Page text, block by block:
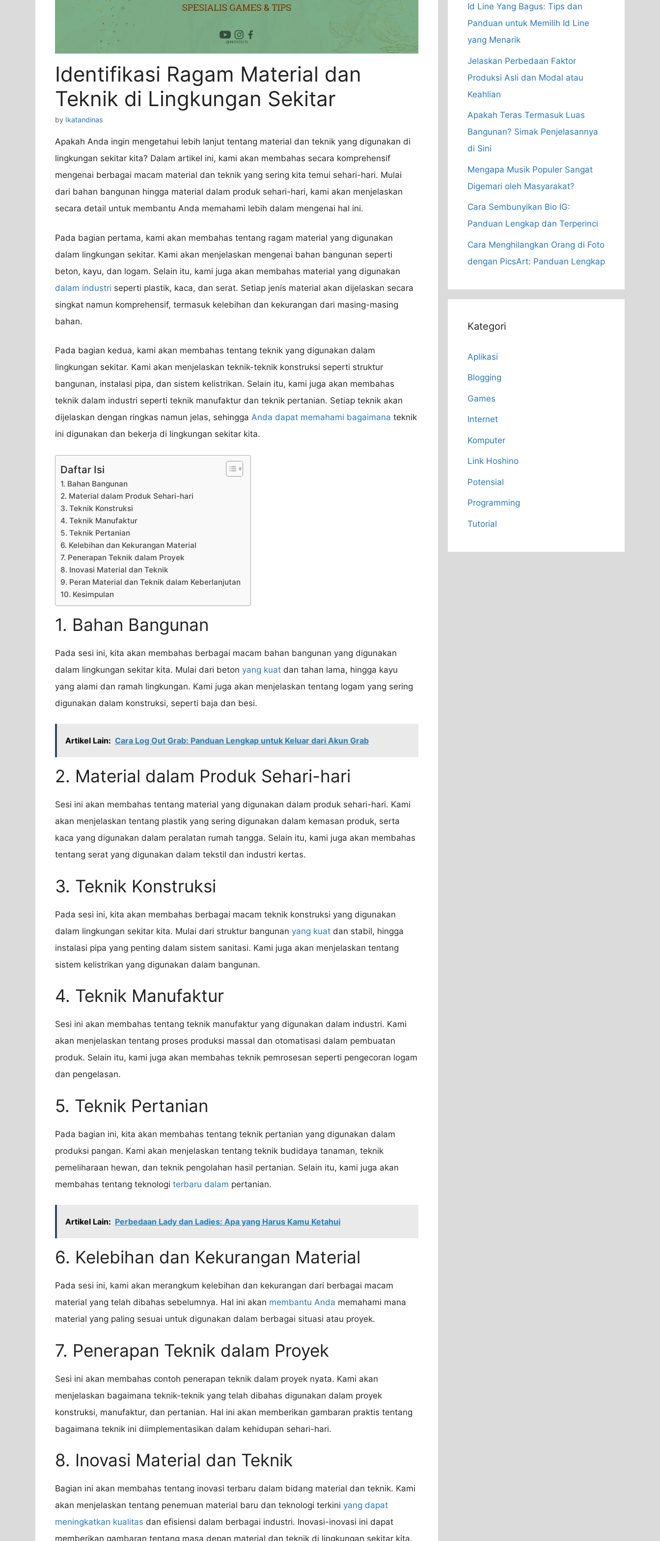
Identifikasi Ragam Material dan
Teknik di Lingkungan Sekitar
by Ikatandinas
Apakah Anda ingin mengetahui lebih lanjut tentang material dan teknik yang digunakan di
lingkungan sekitar kita? Dalam artikel ini, kami akan membahas secara komprehensif
mengenai berbagai macam material dan teknik yang sering kita temui sehari-hari. Mulai
dari bahan bangunan hingga material dalam produk sehari-hari, kami akan menjelaskan
secara detail untuk membantu Anda memahami lebih dalam mengenai hal ini.
Pada bagian pertama, kami akan membahas tentang ragam material yang digunakan
dalam lingkungan sekitar. Kami akan menjelaskan mengenai bahan bangunan seperti
beton, kayu, dan logam. Selain itu, kami juga akan membahas material yang digunakan
dalam industri seperti plastik, kaca, dan serat. Setiap jenis material akan dijelaskan secara
singkat namun komprehensif, termasuk kelebihan dan kekurangan dari masing-masing
bahan.
Pada bagian kedua, kami akan membahas tentang teknik yang digunakan dalam
lingkungan sekitar. Kami akan menjelaskan teknik-teknik konstruksi seperti struktur
bangunan, instalasi pipa, dan sistem kelistrikan. Selain itu, kami juga akan membahas
teknik dalam industri seperti teknik manufaktur dan teknik pertanian. Setiap teknik akan
dijelaskan dengan ringkas namun jelas, sehingga Anda dapat memahami bagaimana teknik
ini digunakan dan bekerja di lingkungan sekitar kita.
Daftar Isi
1. Bahan Bangunan
2. Material dalam Produk Sehari-hari
3. Teknik Konstruksi
4. Teknik Manufaktur
5. Teknik Pertanian
6. Kelebihan dan Kekurangan Material
7. Penerapan Teknik dalam Proyek
8. Inovasi Material dan Teknik
9. Peran Material dan Teknik dalam Keberlanjutan
10. Kesimpulan
1. Bahan Bangunan
Pada sesi ini, kita akan membahas berbagai macam bahan bangunan yang digunakan
dalam lingkungan sekitar kita. Mulai dari beton yang kuat dan tahan lama, hingga kayu
yang alami dan ramah lingkungan. Kami juga akan menjelaskan tentang logam yang sering
digunakan dalam konstruksi, seperti baja dan besi.
Artikel Lain: Cara Log Out Grab: Panduan Lengkap untuk Keluar dari Akun Grab
2. Material dalam Produk Sehari-hari
Sesi ini akan membahas tentang material yang digunakan dalam produk sehari-hari. Kami
akan menjelaskan tentang plastik yang sering digunakan dalam kemasan produk, serta
kaca yang digunakan dalam peralatan rumah tangga. Selain itu, kami juga akan membahas
tentang serat yang digunakan dalam tekstil dan industri kertas.
3. Teknik Konstruksi
Pada sesi ini, kita akan membahas berbagai macam teknik konstruksi yang digunakan
dalam lingkungan sekitar kita. Mulai dari struktur bangunan yang kuat dan stabil, hingga
instalasi pipa yang penting dalam sistem sanitasi. Kami juga akan menjelaskan tentang
sistem kelistrikan yang digunakan dalam bangunan.
4. Teknik Manufaktur
Sesi ini akan membahas tentang teknik manufaktur yang digunakan dalam industri. Kami
akan menjelaskan tentang proses produksi massal dan otomatisasi dalam pembuatan
produk. Selain itu, kami juga akan membahas teknik pemrosesan seperti pengecoran logam
dan pengelasan.
5. Teknik Pertanian
Pada bagian ini, kita akan membahas tentang teknik pertanian yang digunakan dalam
produksi pangan. Kami akan menjelaskan tentang teknik budidaya tanaman, teknik
pemeliharaan hewan, dan teknik pengolahan hasil pertanian. Selain itu, kami juga akan
membahas tentang teknologi terbaru dalam pertanian.
Artikel Lain: Perbedaan Lady dan Ladies: Apa yang Harus Kamu Ketahui
6. Kelebihan dan Kekurangan Material
Pada sesi ini, kami akan merangkum kelebihan dan kekurangan dari berbagai macam
material yang telah dibahas sebelumnya. Hal ini akan membantu Anda memahami mana
material yang paling sesuai untuk digunakan dalam berbagai situasi atau proyek.
7. Penerapan Teknik dalam Proyek
Sesi ini akan membahas contoh penerapan teknik dalam proyek nyata. Kami akan
menjelaskan bagaimana teknik-teknik yang telah dibahas digunakan dalam proyek
konstruksi, manufaktur, dan pertanian. Hal ini akan memberikan gambaran praktis tentang
bagaimana teknik ini diimplementasikan dalam kehidupan sehari-hari.
8. Inovasi Material dan Teknik
Bagian ini akan membahas tentang inovasi terbaru dalam bidang material dan teknik. Kami
akan menjelaskan tentang penemuan material baru dan teknologi terkini yang dapat
meningkatkan kualitas dan efisiensi dalam berbagai industri. Inovasi-inovasi ini dapat
memberikan gambaran tentang masa depan material dan teknik di lingkungan sekitar kita.
Id Line Yang Bagus: Tips dan
Panduan untuk Memilih Id Line
yang Menarik
Jelaskan Perbedaan Faktor
Produksi Asli dan Modal atau
Keahlian
Apakah Teras Termasuk Luas
Bangunan? Simak Penjelasannya
di Sini
Mengapa Musik Populer Sangat
Digemari oleh Masyarakat?
Cara Sembunyikan Bio IG:
Panduan Lengkap dan Terperinci
Cara Menghilangkan Orang di Foto
dengan PicsArt: Panduan Lengkap
Kategori
Aplikasi
Blogging
Games
Internet
Komputer
Link Hoshino
Potensial
Programming
Tutorial